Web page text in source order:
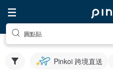
圓點貼
Pinkoi 跨境直送